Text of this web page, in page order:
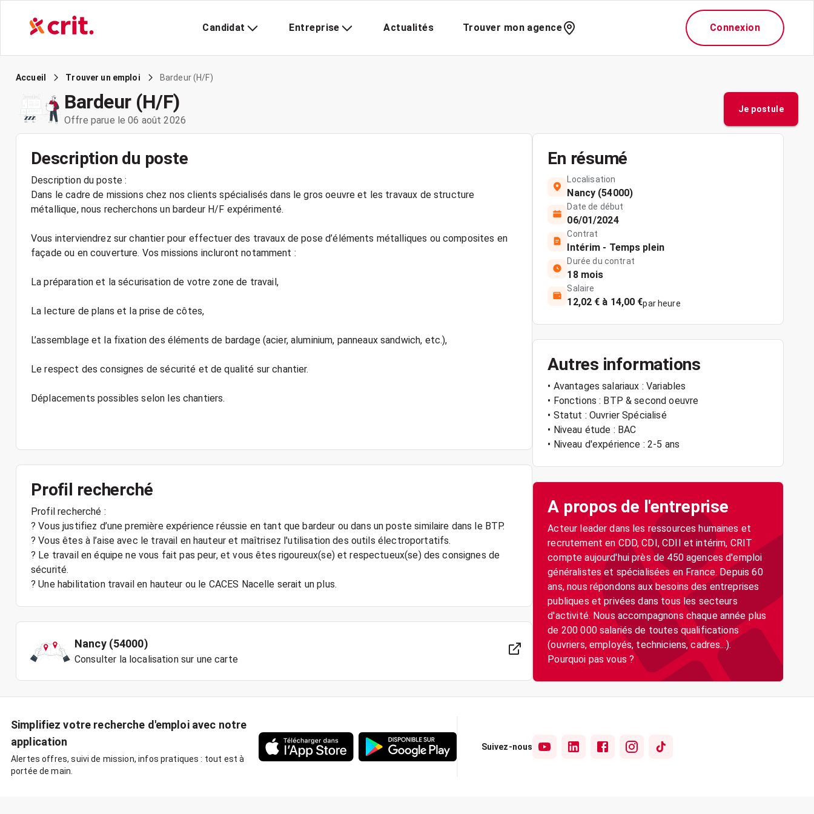
Candidat Entreprise Actualités Trouver mon agence Connexion
Accueil Trouver un emploi Bardeur (H/F)
Bardeur (H/F)
Offre parue le 06 août 2026
Je postule
Description du poste
Description du poste :
Dans le cadre de missions chez nos clients spécialisés dans le gros oeuvre et les travaux de structure
métallique, nous recherchons un bardeur H/F expérimenté.
Vous interviendrez sur chantier pour effectuer des travaux de pose d’éléments métalliques ou composites en
façade ou en couverture. Vos missions incluront notamment :
La préparation et la sécurisation de votre zone de travail,
La lecture de plans et la prise de côtes,
L’assemblage et la fixation des éléments de bardage (acier, aluminium, panneaux sandwich, etc.),
Le respect des consignes de sécurité et de qualité sur chantier.
Déplacements possibles selon les chantiers.
Profil recherché
Profil recherché :
? Vous justifiez d’une première expérience réussie en tant que bardeur ou dans un poste similaire dans le BTP.
? Vous êtes à l’aise avec le travail en hauteur et maîtrisez l'utilisation des outils électroportatifs.
? Le travail en équipe ne vous fait pas peur, et vous êtes rigoureux(se) et respectueux(se) des consignes de
sécurité.
? Une habilitation travail en hauteur ou le CACES Nacelle serait un plus.
Nancy (54000)
Consulter la localisation sur une carte
En résumé
Localisation
Nancy (54000)
Date de début
06/01/2024
Contrat
Intérim - Temps plein
Durée du contrat
18 mois
Salaire
12,02 € à 14,00 €par heure
Autres informations
• Avantages salariaux : Variables
• Fonctions : BTP & second oeuvre
• Statut : Ouvrier Spécialisé
• Niveau étude : BAC
• Niveau d'expérience : 2-5 ans
A propos de l'entreprise
Acteur leader dans les ressources humaines et
recrutement en CDD, CDI, CDII et intérim, CRIT
compte aujourd'hui près de 450 agences d'emploi
généralistes et spécialisées en France. Depuis 60
ans, nous répondons aux besoins des entreprises
publiques et privées dans tous les secteurs
d'activité. Nous accompagnons chaque année plus
de 200 000 salariés de toutes qualifications
(ouvriers, employés, techniciens, cadres...).
Pourquoi pas vous ?
Simplifiez votre recherche d'emploi avec notre
application
Alertes offres, suivi de mission, infos pratiques : tout est à
portée de main.
Suivez-nous